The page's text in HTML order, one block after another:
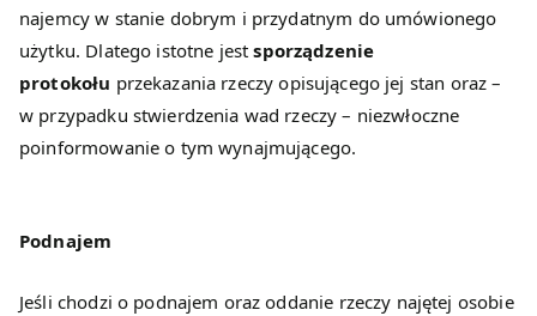
najemcy w stanie dobrym i przydatnym do umówionego
użytku. Dlatego istotne jestsporządzenie
protokołu przekazania rzeczy opisującego jej stan oraz –
w przypadku stwierdzenia wad rzeczy – niezwłoczne
poinformowanie o tym wynajmującego.
Podnajem
Jeśli chodzi o podnajem oraz oddanie rzeczy najętej osobie